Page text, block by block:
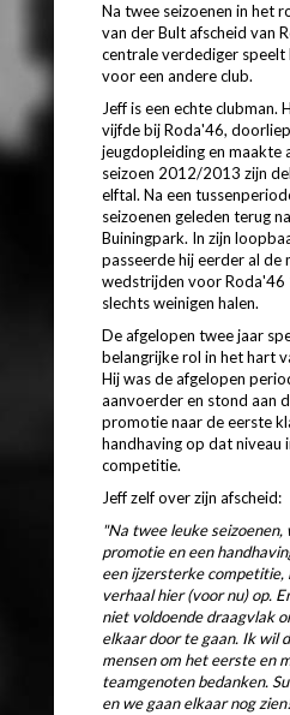
Na twee seizoenen in het
van der Bult afscheid van
centrale verdediger speelt
voor een andere club.
Jeff is een echte clubman.
vijfde bij Roda'46,
jeugdopleiding en maakte
seizoen 2012/2013 zijn
elftal. Na een
seizoenen geleden terug
Buiningpark. In zijn
passeerde hij eerder al de
wedstrijden voor
slechts weinigen halen.
De afgelopen twee jaar
belangrijke rol in het hart
Hij was de afgelopen
aanvoerder en stond aan
promotie naar de eerste
handhaving op dat niveau
competitie.
Jeff zelf over zijn afscheid:
"Na twee leuke seizoenen,
promotie en een
een ijzersterke competitie,
verhaal hier (voor nu) op.
niet voldoende draagvlak
elkaar door te gaan. Ik wil
mensen om het eerste en
teamgenoten bedanken.
en we gaan elkaar nog